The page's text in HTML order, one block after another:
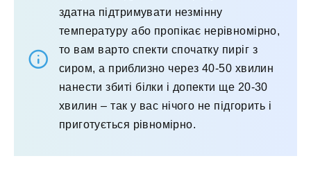
здатна підтримувати незмінну
температуру або пропікає нерівномірно,
то вам варто спекти спочатку пиріг з
сиром, а приблизно через 40-50 хвилин
нанести збиті білки і допекти ще 20-30
хвилин – так у вас нічого не підгорить і
приготується рівномірно.